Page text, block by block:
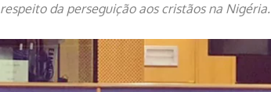
da perseguição aos cristãos na Nigéria.